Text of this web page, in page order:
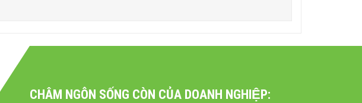
CHÂM NGÔN SỐNG CÒN CỦA DOANH NGHIỆP: